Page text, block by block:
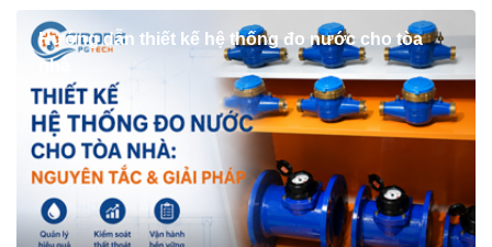
Hướng dẫn thiết kế hệ thống đo nước cho tòa
nhà